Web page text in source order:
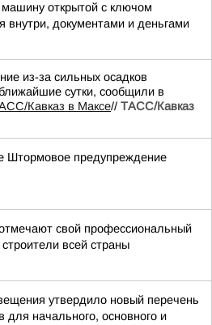
машину открытой с ключом
внутри, документами и деньгами
из-за сильных осадков
сутки, сообщили в
Кавказ в Максе// ТАСС/Кавказ
Штормовое предупреждение
свой профессиональный
строители всей страны
утвердило новый перечень
для начального, основного и